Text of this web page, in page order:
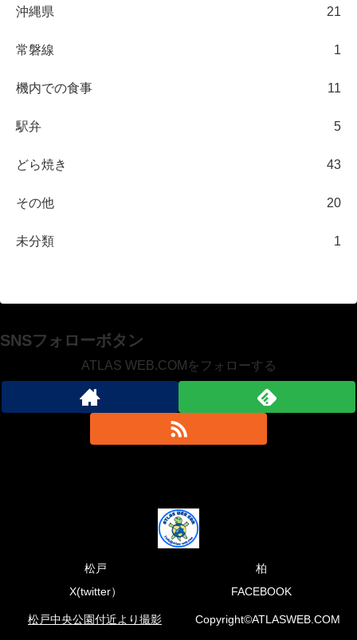
沖縄県 21
常磐線 1
機内での食事 11
駅弁 5
どら焼き 43
その他 20
未分類 1
SNSフォローボタン
ATLAS WEB.COMをフォローする
松戸
柏
X(twitter）
FACEBOOK
松戸中央公園付近より撮影 Copyright©ATLASWEB.COM